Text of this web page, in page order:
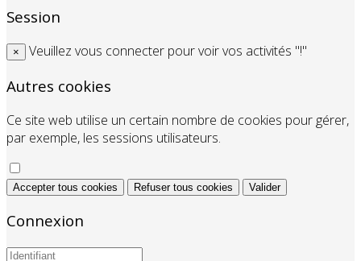
Session
× Veuillez vous connecter pour voir vos activités "!"
Autres cookies
Ce site web utilise un certain nombre de cookies pour gérer,
par exemple, les sessions utilisateurs.
Accepter tous cookies Refuser tous cookies Valider
Connexion